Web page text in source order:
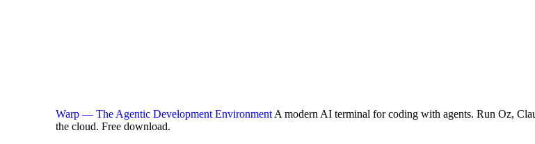
Warp — The Agentic Development Environment A modern AI terminal for coding with agents. Run Oz,
the cloud. Free download.